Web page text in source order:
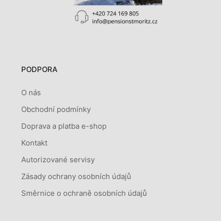
PODPORA
O nás
Obchodní podmínky
Doprava a platba e-shop
Kontakt
Autorizované servisy
Zásady ochrany osobních údajů
Směrnice o ochraně osobních údajů